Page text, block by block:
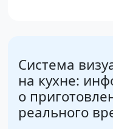
Система
на кухне:
о
реального